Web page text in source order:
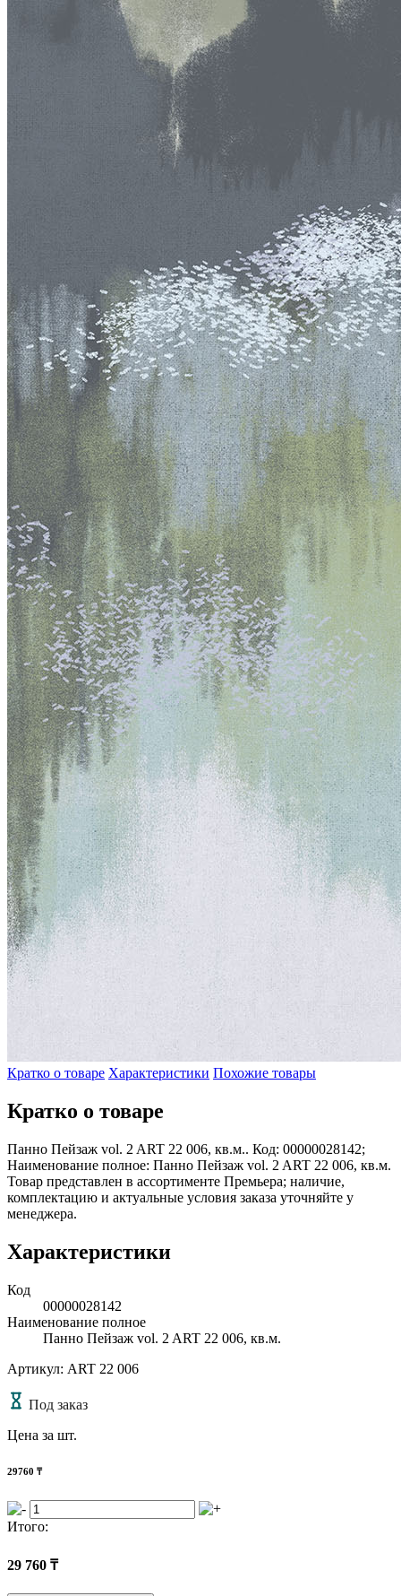
Кратко о товаре Характеристики Похожие товары
Кратко о товаре
Панно Пейзаж vol. 2 ART 22 006, кв.м.. Код: 00000028142;
Наименование полное: Панно Пейзаж vol. 2 ART 22 006, кв.м.
Товар представлен в ассортименте Премьера; наличие,
комплектацию и актуальные условия заказа уточняйте у
менеджера.
Характеристики
Код
00000028142
Наименование полное
Панно Пейзаж vol. 2 ART 22 006, кв.м.
Артикул: ART 22 006
Под заказ
Цена за шт.
29760 ₸
Итого:
29 760 ₸